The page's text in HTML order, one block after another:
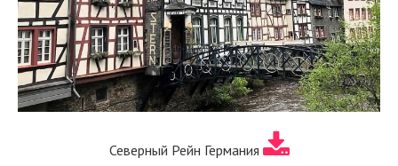
Северный Рейн Германия